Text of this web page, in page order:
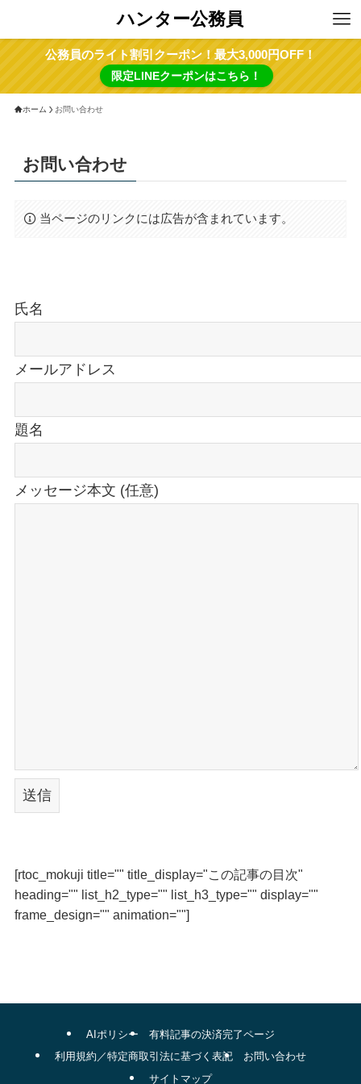
ハンター公務員
公務員のライト割引クーポン！最大3,000円OFF！
限定LINEクーポンはこちら！
ホーム お問い合わせ
お問い合わせ
当ページのリンクには広告が含まれています。
氏名
メールアドレス
題名
メッセージ本文 (任意)
[rtoc_mokuji title="" title_display="この記事の目次"
heading="" list_h2_type="" list_h3_type="" display=""
frame_design="" animation=""]
AIポリシー
有料記事の決済完了ページ
利用規約／特定商取引法に基づく表記
お問い合わせ
サイトマップ